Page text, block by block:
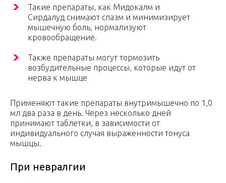
Такие препараты, как Мидокалм и
Сирдалуд снимают спазм и минимизирует
мышечную боль, нормализуют
кровообращение.
Также препараты могут тормозить
возбудительные процессы, которые идут от
нерва к мышце
Применяют такие препараты внутримышечно по 1,0
мл два раза в день. Через несколько дней
принимают таблетки, в зависимости от
индивидуального случая выраженности тонуса
мышцы.
При невралгии